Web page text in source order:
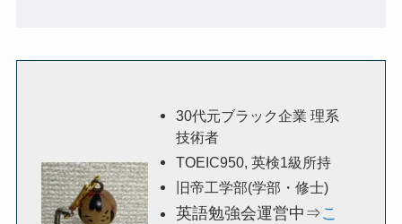
30代元ブラック企業 理系
技術者
TOEIC950, 英検1級所持
旧帝工学部(学部・修士)
英語勉強会運営中⇒こ